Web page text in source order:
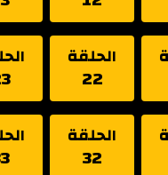
الحلقة
22
الحلقة
32